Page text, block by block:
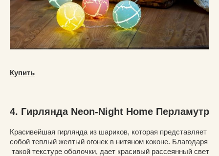
Купить
4. Гирлянда Neon-Night Home Перламутр
Красивейшая гирлянда из шариков, которая представляет
собой теплый желтый огонек в нитяном коконе. Благодаря
такой текстуре оболочки, дает красивый рассеянный свет